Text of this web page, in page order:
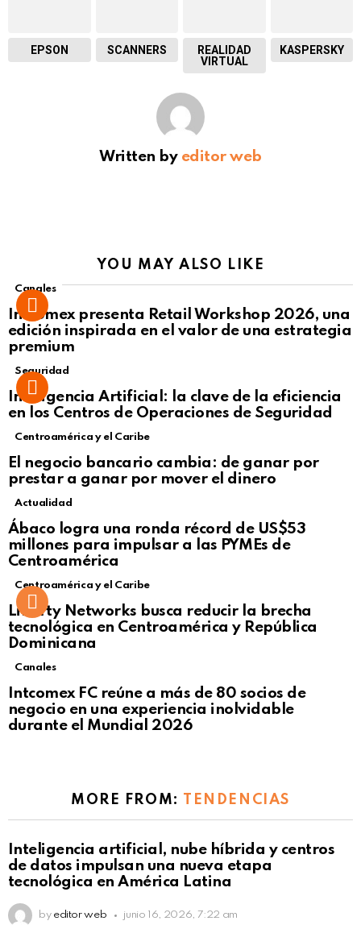
EPSON SCANNERS
REALIDAD
VIRTUAL
KASPERSKY
Written by editor web
YOU MAY ALSO LIKE
Canales
Intcomex presenta Retail Workshop 2026, una
edición inspirada en el valor de una estrategia
premium
Seguridad
Inteligencia Artificial: la clave de la eficiencia
en los Centros de Operaciones de Seguridad
Centroamérica y el Caribe
El negocio bancario cambia: de ganar por
prestar a ganar por mover el dinero
Not Safe For Work
Click to view this post
Actualidad
Ábaco logra una ronda récord de US$53
millones para impulsar a las PYMEs de
Centroamérica
Centroamérica y el Caribe
Liberty Networks busca reducir la brecha
tecnológica en Centroamérica y República
Dominicana
Canales
Intcomex FC reúne a más de 80 socios de
negocio en una experiencia inolvidable
durante el Mundial 2026
MORE FROM: TENDENCIAS
Not Safe For Work
Click to view this post
Inteligencia artificial, nube híbrida y centros
de datos impulsan una nueva etapa
tecnológica en América Latina
by editor web junio 16, 2026, 7:22 am